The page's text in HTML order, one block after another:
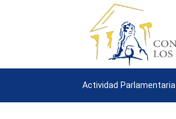
Actividad Parlamentaria